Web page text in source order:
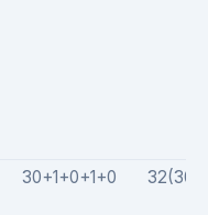
30+1+0+1+0